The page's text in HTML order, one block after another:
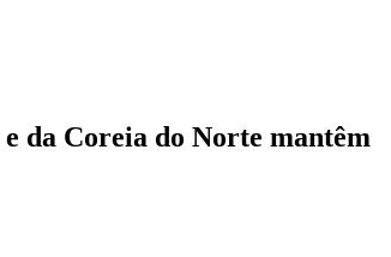
da Coreia do Norte mantêm